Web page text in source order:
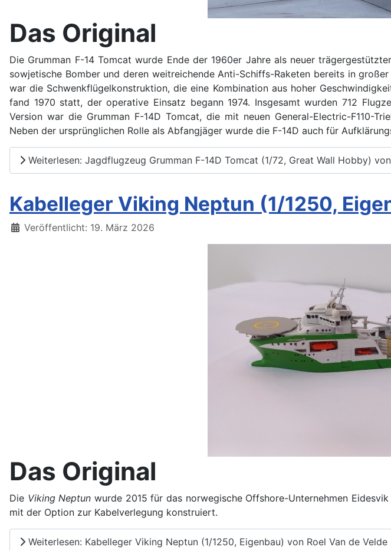
Das Original
Die Grumman F-14 Tomcat wurde Ende der 1960er Jahre als neuer
sowjetische Bomber und deren weitreichende Anti-Schiffs-Raketen bereits in
war die Schwenkflügelkonstruktion, die eine Kombination aus hoher
fand 1970 statt, der operative Einsatz begann 1974. Insgesamt wurden 712
Version war die Grumman F-14D Tomcat, die mit neuen General-Electric-F110-
Neben der ursprünglichen Rolle als Abfangjäger wurde die F-14D auch für
Weiterlesen: Jagdflugzeug Grumman F-14D Tomcat (1/72, Great Wall Hobby)
Kabelleger Viking Neptun (1/1250,
Details
Veröffentlicht: 19. März 2026
Das Original
Die Viking Neptun wurde 2015 für das norwegische Offshore-Unternehmen
mit der Option zur Kabelverlegung konstruiert.
Weiterlesen: Kabelleger Viking Neptun (1/1250, Eigenbau) von Roel Van de Velde